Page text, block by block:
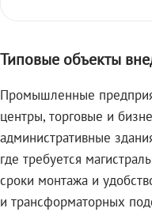
Типовые объекты
Промышленные
центры, торговые и
административные
где требуется
сроки монтажа и
и трансформаторных